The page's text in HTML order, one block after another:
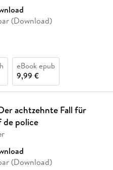
(Download)
eBook epub
9,99 €
achtzehnte Fall für
de police
(Download)